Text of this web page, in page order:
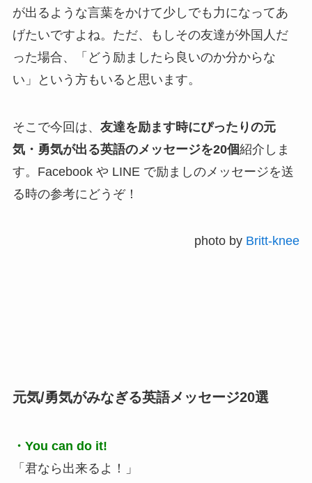
が出るような言葉をかけて少しでも力になってあ
げたいですよね。ただ、もしその友達が外国人だ
った場合、「どう励ましたら良いのか分からな
い」という方もいると思います。
そこで今回は、 友達を励ます時にぴったりの元
気・勇気が出る英語のメッセージを20個紹介しま
す。Facebook や LINE で励ましのメッセージを送
る時の参考にどうぞ！
photo by Britt-knee
元気/勇気がみなぎる英語メッセージ20選
・You can do it!
「君なら出来るよ！」